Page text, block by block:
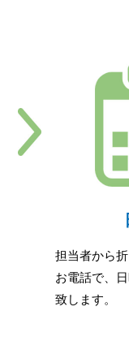
担当者から
お電話で、
致します。